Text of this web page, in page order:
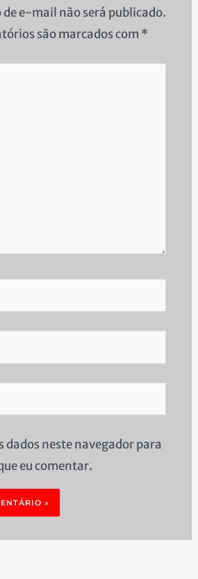
de e-mail não será publicado.
são marcados com *
dados neste navegador para
eu comentar.